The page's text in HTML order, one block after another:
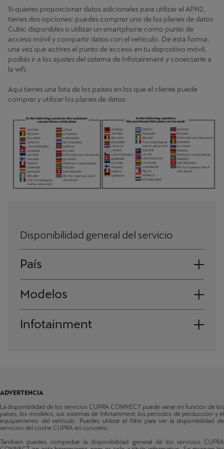
Si quieres proporcionar datos adicionales para utilizar el APN2,
tienes dos opciones: puedes comprar uno de los planes de datos
Cubic disponibles o utilizar un smartphone como punto de
acceso móvil y compartir datos con el vehículo. De esta forma,
una vez que actives el punto de acceso en tu dispositivo móvil,
podrás ir a los ajustes del sistema de Infotainment y conectarte a
la wifi.
Aquí tienes una lista de los países en los que el cliente puede
comprar y utilizar los planes de datos:
Disponibilidad general del servicio
País
Bulgaria
Dinamarca
Estonia
Modelos
Fabricado a partir de 08/2022
Fabricado a partir de 48/2020
Formentor
Infotainment
ADVERTENCIA
La disponibilidad de los servicios CUPRA CONNECT puede variar en función de los
países, los modelos, sus sistemas de Infotainment, los periodos de producción y el
equipamiento del vehículo. Puedes utilizar el filtro para ver la disponibilidad de
servicios del coche CUPRA en concreto.
También puedes comprobar la disponibilidad general de los servicios CUPRA